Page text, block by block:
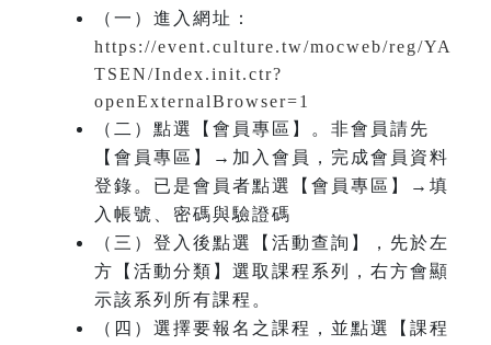
（一）進入網址：
https://event.culture.tw/mocweb/reg/YA
TSEN/Index.init.ctr?
openExternalBrowser=1
（二）點選【會員專區】。非會員請先
【會員專區】→加入會員，完成會員資料
登錄。已是會員者點選【會員專區】→填
入帳號、密碼與驗證碼
（三）登入後點選【活動查詢】，先於左
方【活動分類】選取課程系列，右方會顯
示該系列所有課程。
（四）選擇要報名之課程，並點選【課程